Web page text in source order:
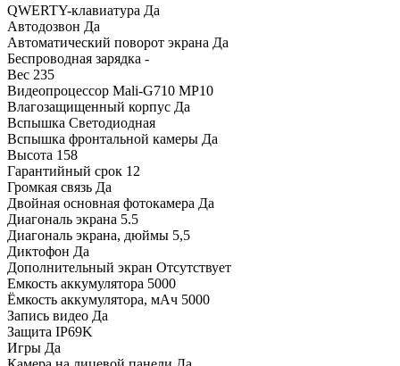
QWERTY-клавиатура Да
Автодозвон Да
Автоматический поворот экрана Да
Беспроводная зарядка -
Вес 235
Видеопроцессор Mali-G710 MP10
Влагозащищенный корпус Да
Вспышка Светодиодная
Вспышка фронтальной камеры Да
Высота 158
Гарантийный срок 12
Громкая связь Да
Двойная основная фотокамера Да
Диагональ экрана 5.5
Диагональ экрана, дюймы 5,5
Диктофон Да
Дополнительный экран Отсутствует
Емкость аккумулятора 5000
Ёмкость аккумулятора, мАч 5000
Запись видео Да
Защита IP69K
Игры Да